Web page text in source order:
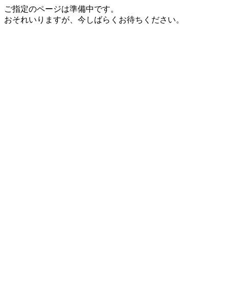
ご指定のページは準備中です。
おそれいりますが、今しばらくお待ちください。